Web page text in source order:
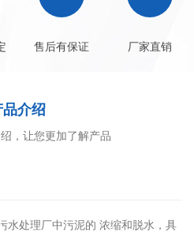
售后有保证 厂家直销
品介绍
，让您更加了解产品
水处理厂中污泥的 浓缩和脱水，具